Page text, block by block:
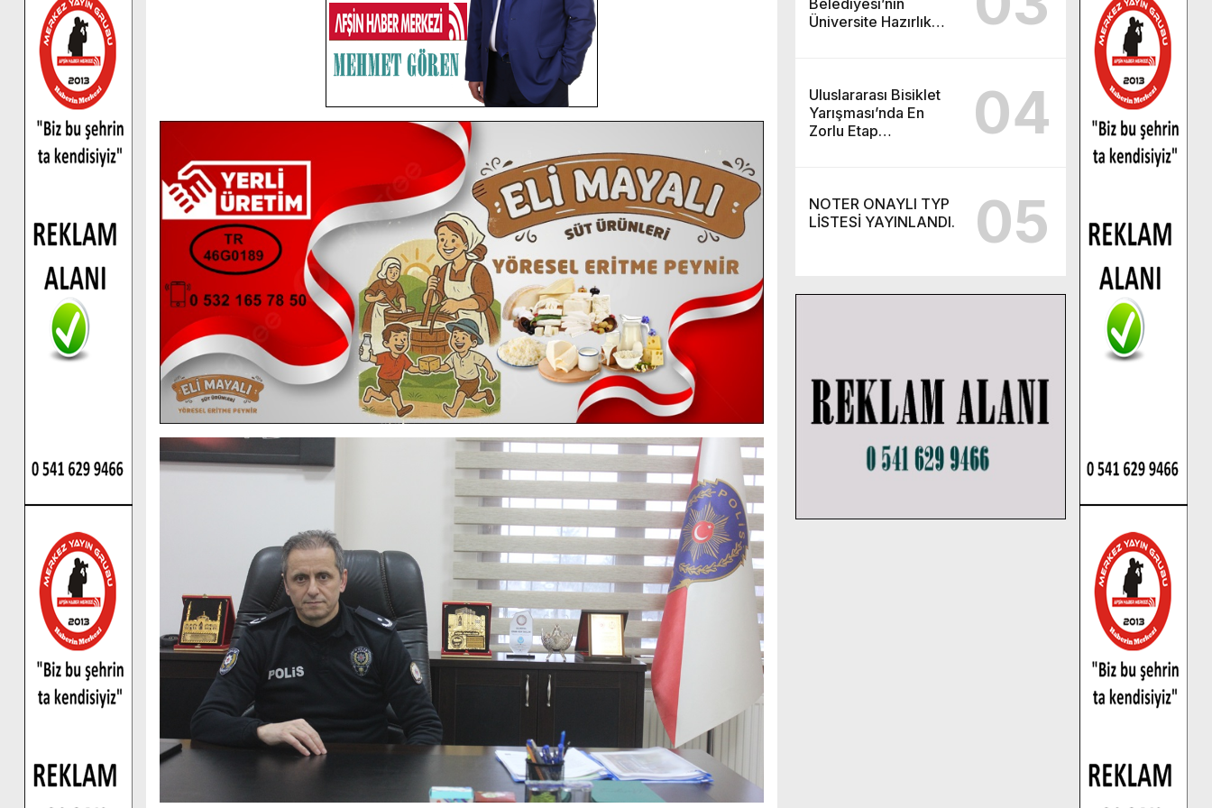
Üniversite Hazırlık
Uluslararası Bisiklet
Yarışması’nda En
Zorlu Etap
04
NOTER ONAYLI TYP
LİSTESİ YAYINLANDI.
05